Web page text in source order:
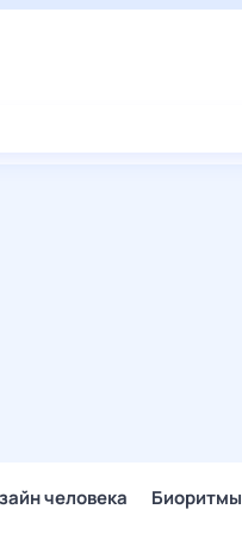
человека Биоритмы